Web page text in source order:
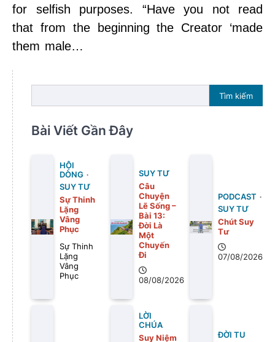
for selfish purposes. “Have you not read
that from the beginning the Creator ‘made
them male…
Tìm kiếm
Bài Viết Gần Đây
HỘI
DÒNG
SUY TƯ
Sự Thinh
Lặng
Vâng
Phục
Sự Thinh
Lặng
Vâng
Phục
SUY TƯ
Câu
Chuyện
Lẽ Sống –
Bài 13:
Ðời Là
Một
Chuyến
Ði
08/08/2026
PODCAST
SUY TƯ
Chút Suy
Tư
07/08/2026
LỜI
CHÚA
Suy Niệm ĐỜI TU